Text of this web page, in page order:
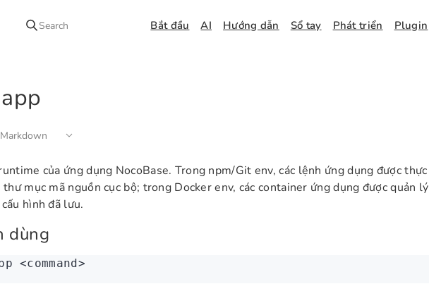
Search Bắt đầu AI Hướng dẫn Sổ tay Phát triển Plugin
của ứng dụng NocoBase. Trong npm/Git env, các lệnh ứng dụng được thực
mục mã nguồn cục bộ; trong Docker env, các container ứng dụng được quản lý
hình đã lưu.
dùng
<command>